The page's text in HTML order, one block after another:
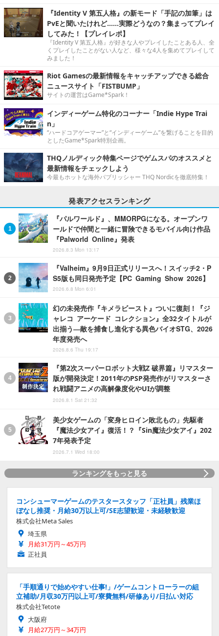
『Identity V 第五人格』の新モード「手記の加筆」は
PvEと聞いたけれど……実際どうなの？集まってプレイ
してみた！【プレイレポ】
『Identity V 第五人格』が好きな人やプレイしたことある人、全
くプレイしたことがない人など、様々な4人を集めてプレイして
みました！
Riot Gamesの最新情報をキャッチアップできる総合
ニュースサイト「FISTBUMP」
サイトの運営はGame*Spark！
インディーゲーム特化のコーナー「Indie Hype Trai
n」
“ハードコアゲーマー”と“インディーゲーム”を繋げることを目的
としたGame*Spark特別企画。
THQノルディック特集ページでゲムスパのオススメと
最新情報をチェックしよう
今最もホットな海外パブリッシャー THQ Nordicを徹底特集！
発表アクセスランキング
『パルワールド』、MMORPGになる。オープンワ
ールドで仲間と一緒に冒険できるモバイル向け作品
『Palworld Online』発表
2026.8.3 Mon 13:17
『Valheim』9月9日正式リリースへ！スイッチ2・P
S5版も同日発売予定【PC Gaming Show 2026】
2026.6.8 Mon 6:01
幻の未発売作『キメラビースト』ついに復刻！『ジ
ャレコ アーケード コレクション』全32タイトルが
出揃う―敵を捕食し進化する異色バイオSTG、2026
年度発売へ
2026.8.6 Thu 19:17
『第2次スーパーロボット大戦Z 破界篇』リマスター
版が開発決定！2011年のPSP発売作がリマスターさ
れ戦闘アニメの高解像度化やUIが調整
2026.8.1 Sat 21:32
美少女ゲームの「変身ヒロイン敗北もの」先駆者
『魔法少女アイ』復活！？『Sin魔法少女アイ』202
7年発表予定
2026.7.1 Wed 18:00
ランキングをもっと見る
コンシューマーゲームのテスタースタッフ「正社員」残業ほ
ぼなし推奨・月給30万以上可/SE志望歓迎・未経験歓迎
株式会社Meta Sales
埼玉県
月給31万円～45万円
正社員
「手順通りで始めやすい仕事!」/ゲームコントローラーの組
立補助/月収30万円以上可/寮費無料/研修あり/日払い対応
株式会社Tetote
大阪府
月給27万円～34万円